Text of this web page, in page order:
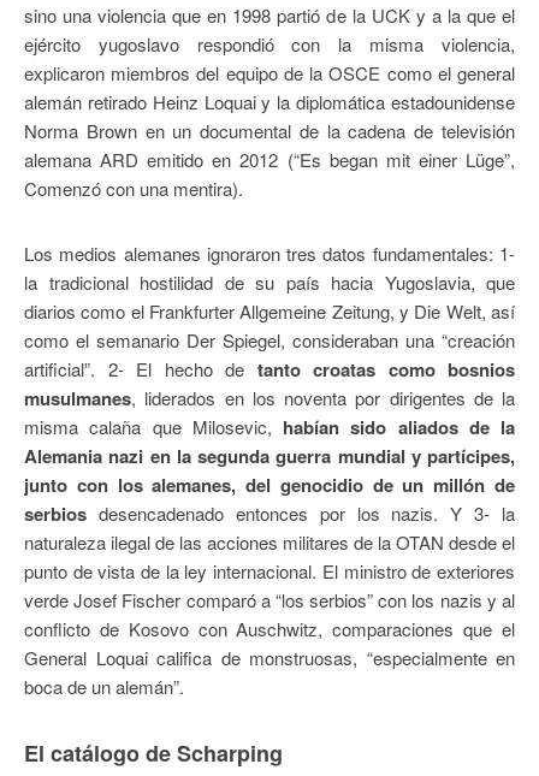
sino una violencia que en 1998 partió de la UCK y a la que el
ejército yugoslavo respondió con la misma violencia,
explicaron miembros del equipo de la OSCE como el general
alemán retirado Heinz Loquai y la diplomática estadounidense
Norma Brown en un documental de la cadena de televisión
alemana ARD emitido en 2012 (“Es began mit einer Lüge”,
Comenzó con una mentira).
Los medios alemanes ignoraron tres datos fundamentales: 1-
la tradicional hostilidad de su país hacia Yugoslavia, que
diarios como el Frankfurter Allgemeine Zeitung, y Die Welt, así
como el semanario Der Spiegel, consideraban una “creación
artificial”. 2- El hecho de tanto croatas como bosnios
musulmanes, liderados en los noventa por dirigentes de la
misma calaña que Milosevic, habían sido aliados de la
Alemania nazi en la segunda guerra mundial y partícipes,
junto con los alemanes, del genocidio de un millón de
serbios desencadenado entonces por los nazis. Y 3- la
naturaleza ilegal de las acciones militares de la OTAN desde el
punto de vista de la ley internacional. El ministro de exteriores
verde Josef Fischer comparó a “los serbios” con los nazis y al
conflicto de Kosovo con Auschwitz, comparaciones que el
General Loquai califica de monstruosas, “especialmente en
boca de un alemán”.
El catálogo de Scharping